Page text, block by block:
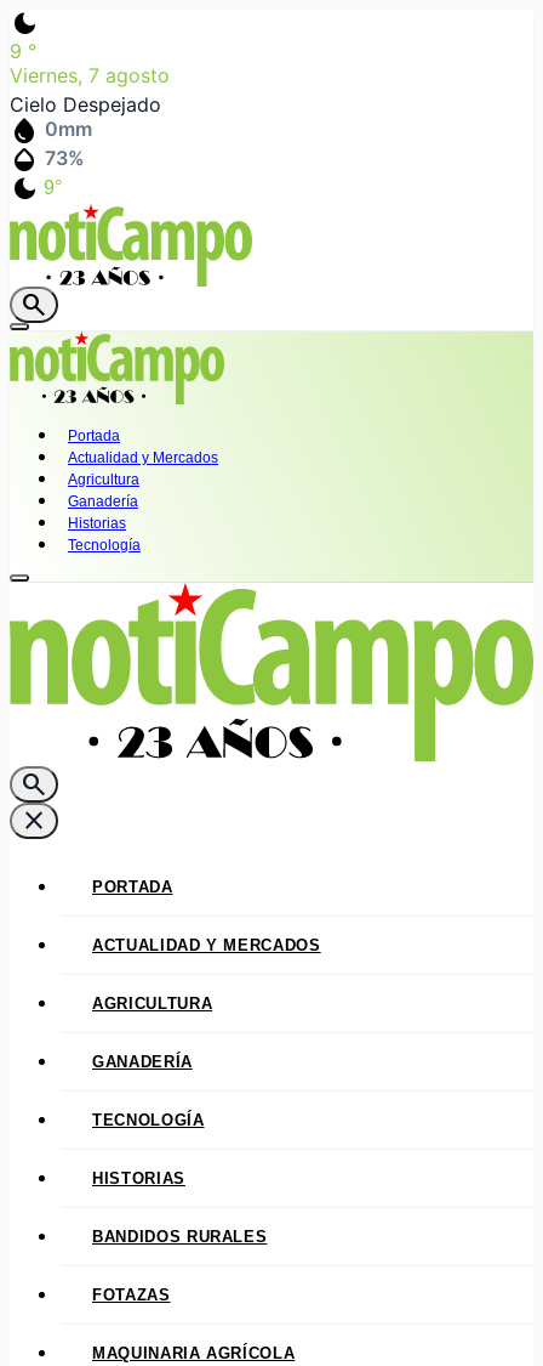
dark_mode
9 °
Viernes, 7 agosto
Cielo Despejado
water_drop 0mm
humidity_mid 73%
dark_mode 9°
search
Portada
Actualidad y Mercados
Agricultura
Ganadería
Historias
Tecnología
search
close
PORTADA
ACTUALIDAD Y MERCADOS
AGRICULTURA
GANADERÍA
TECNOLOGÍA
HISTORIAS
BANDIDOS RURALES
FOTAZAS
MAQUINARIA AGRÍCOLA